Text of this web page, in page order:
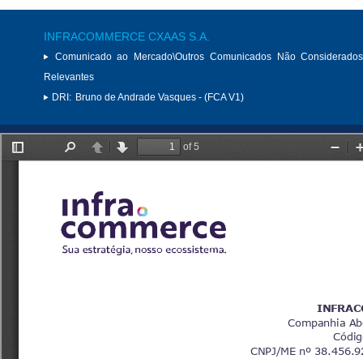
INFRACOMMERCE CXAAS S.A.
Comunicado ao Mercado\Outros Comunicados Não
Relevantes
DRI: Bruno de Andrade Vasques - (FCA V1)